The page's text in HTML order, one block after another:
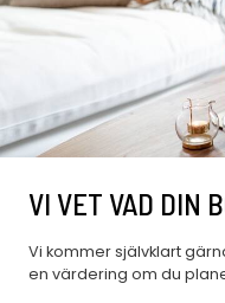
VI VET VAD DIN
Vi kommer självklart
en värdering om du